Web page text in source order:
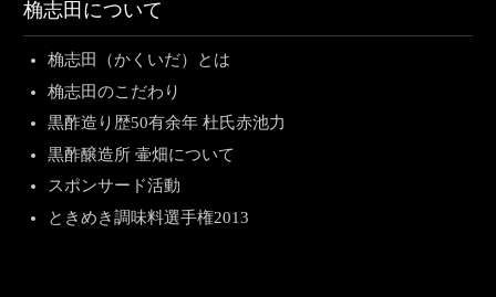
桷志田について
桷志田（かくいだ）とは
桷志田のこだわり
黒酢造り歴50有余年 杜氏赤池力
黒酢醸造所 壷畑について
スポンサード活動
ときめき調味料選手権2013